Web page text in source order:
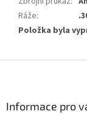
Ráže:
Položka byla
Informace pro